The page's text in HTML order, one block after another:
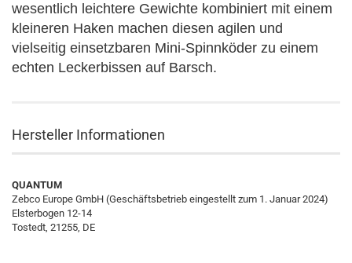
wesentlich leichtere Gewichte kombiniert mit einem
kleineren Haken machen diesen agilen und
vielseitig einsetzbaren Mini-Spinnköder zu einem
echten Leckerbissen auf Barsch.
Hersteller Informationen
QUANTUM
Zebco Europe GmbH (Geschäftsbetrieb eingestellt zum 1. Januar 2024)
Elsterbogen 12-14
Tostedt, 21255, DE